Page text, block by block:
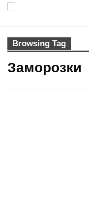
Browsing Tag
Заморозки